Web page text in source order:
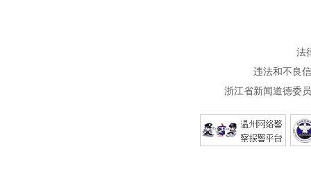
法
违法和不良
浙江省新闻道德委